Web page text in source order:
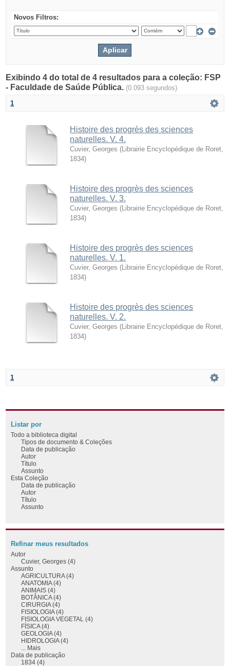
Novos Filtros:
Exibindo 4 do total de 4 resultados para a coleção: FSP
- Faculdade de Saúde Pública. (0.093 segundos)
1
Histoire des progrès des sciences
naturelles. V. 4.
Cuvier, Georges ( Librairie Encyclopédique de Roret
1834)
Histoire des progrès des sciences
naturelles. V. 3.
Cuvier, Georges ( Librairie Encyclopédique de Roret
1834)
Histoire des progrès des sciences
naturelles. V. 1.
Cuvier, Georges ( Librairie Encyclopédique de Roret
1834)
Histoire des progrès des sciences
naturelles. V. 2.
Cuvier, Georges ( Librairie Encyclopédique de Roret
1834)
1
Listar por
Todo a biblioteca digital
Tipos de documento & Coleções
Data de publicação
Autor
Título
Assunto
Esta Coleção
Data de publicação
Autor
Título
Assunto
Refinar meus resultados
Autor
Cuvier, Georges (4)
Assunto
AGRICULTURA (4)
ANATOMIA (4)
ANIMAIS (4)
BOTÂNICA (4)
CIRURGIA (4)
FISIOLOGIA (4)
FISIOLOGIA VEGETAL (4)
FÍSICA (4)
GEOLOGIA (4)
HIDROLOGIA (4)
... Mais
Data de publicação
1834 (4)